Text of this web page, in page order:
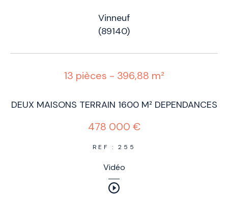
Vinneuf
(89140)
13 pièces - 396,88 m²
DEUX MAISONS TERRAIN 1600 M² DEPENDANCES
478 000 €
REF : 255
Vidéo